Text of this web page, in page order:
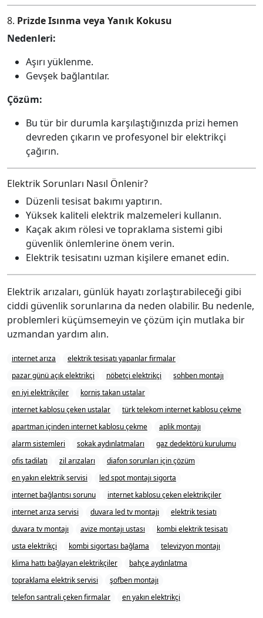
8. Prizde Isınma veya Yanık Kokusu
Nedenleri:
Aşırı yüklenme.
Gevşek bağlantılar.
Çözüm:
Bu tür bir durumla karşılaştığınızda prizi hemen
devreden çıkarın ve profesyonel bir elektrikçi
çağırın.
Elektrik Sorunları Nasıl Önlenir?
Düzenli tesisat bakımı yaptırın.
Yüksek kaliteli elektrik malzemeleri kullanın.
Kaçak akım rölesi ve topraklama sistemi gibi
güvenlik önlemlerine önem verin.
Elektrik tesisatını uzman kişilere emanet edin.
Elektrik arızaları, günlük hayatı zorlaştırabileceği gibi
ciddi güvenlik sorunlarına da neden olabilir. Bu nedenle,
problemleri küçümsemeyin ve çözüm için mutlaka bir
uzmandan yardım alın.
internet arıza
elektrik tesisatı yapanlar firmalar
pazar günü açık elektrikçi
nöbetçi elektrikçi
şohben montajı
en iyi elektrikçiler
korniş takan ustalar
internet kablosu çeken ustalar
türk telekom internet kablosu çekme
apartman içinden internet kablosu çekme
aplik montajı
alarm sistemleri
sokak aydınlatmaları
gaz dedektörü kurulumu
ofis tadilatı
zil arızaları
diafon sorunları için çözüm
en yakın elektrik servisi
led spot montajı sigorta
internet bağlantısı sorunu
internet kablosu çeken elektrikçiler
internet arıza servisi
duvara led tv montajı
elektrik tesiatı
duvara tv montajı
avize montajı ustası
kombi elektrik tesisatı
usta elektrikçi
kombi sigortası bağlama
televizyon montajı
klima hattı bağlayan elektrikçiler
bahçe aydınlatma
topraklama elektrik servisi
şofben montajı
telefon santrali çeken firmalar
en yakın elektrikçi